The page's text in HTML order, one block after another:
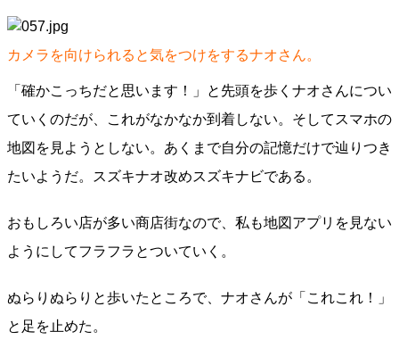
カメラを向けられると気をつけをするナオさん。
「確かこっちだと思います！」と先頭を歩くナオさんについ
ていくのだが、これがなかなか到着しない。そしてスマホの
地図を見ようとしない。あくまで自分の記憶だけで辿りつき
たいようだ。スズキナオ改めスズキナビである。
おもしろい店が多い商店街なので、私も地図アプリを見ない
ようにしてフラフラとついていく。
ぬらりぬらりと歩いたところで、ナオさんが「これこれ！」
と足を止めた。